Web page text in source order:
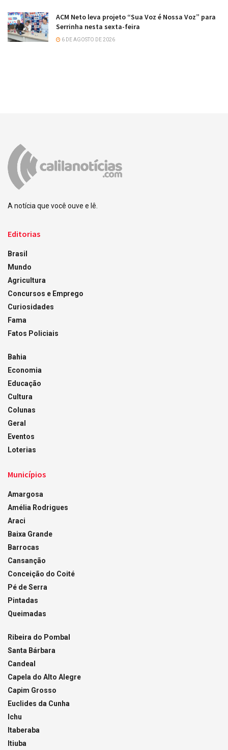
ACM Neto leva projeto “Sua Voz é Nossa Voz” para
Serrinha nesta sexta-feira
6 DE AGOSTO DE 2026
A notícia que você ouve e lê.
Editorias
Brasil
Mundo
Agricultura
Concursos e Emprego
Curiosidades
Fama
Fatos Policiais
Bahia
Economia
Educação
Cultura
Colunas
Geral
Eventos
Loterias
Municípios
Amargosa
Amélia Rodrigues
Araci
Baixa Grande
Barrocas
Cansanção
Conceição do Coité
Pé de Serra
Pintadas
Queimadas
Ribeira do Pombal
Santa Bárbara
Candeal
Capela do Alto Alegre
Capim Grosso
Euclides da Cunha
Ichu
Itaberaba
Itiuba